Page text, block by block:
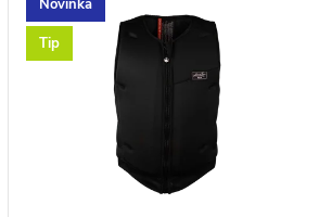
Tip